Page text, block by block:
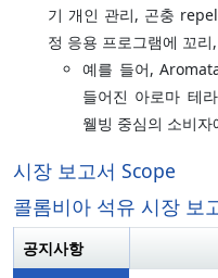
기 개인 관리, 곤충
정 응용 프로그램에 꼬
예를 들어,
들어진 아로마 테
웰빙 중심의 소비
시장 보고서 Scope
콜롬비아 석유 시장 보
공지사항